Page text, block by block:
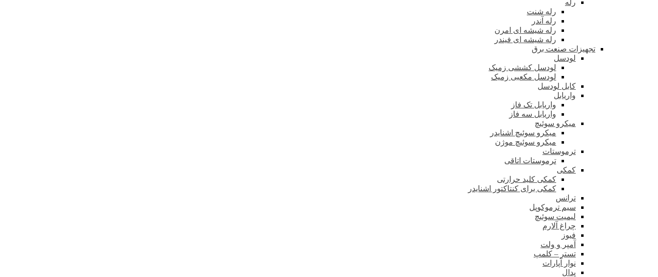
رله
رله شنت
رله آندر
رله شیشه ای امرن
رله شیشه ای فیندر
تجهیزات صنعت برق
لودسل
لودسل کششی زمیک
لودسل مکعبی زمیک
کابل لودسل
واریابل
واریابل تک فاز
واریابل سه فاز
میکرو سوئیچ
میکرو سوئیچ اشنایدر
میکرو سوئیچ موژن
ترموستات
ترموستات اتاقی
کمکی
کمکی کلید حرارتی
کمکی برای کنتاکتور اشنایدر
ترانس
سیم ترموکوپل
لیمیت سوئیچ
چراغ آلارم
فیوز
آمپر و ولت
تستر – کلمپ
نوار آپارات
پدال